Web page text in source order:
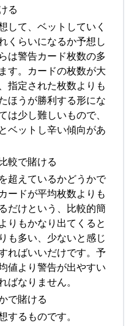
る
して、ベットしていく
くらいになるか予想し
は警告カード枚数の多
す。カードの枚数が大
指定された枚数よりも
ほうが勝利する形にな
は少し難しいもので、
ベットし辛い傾向があ
較で賭ける
超えているかどうかで
ードが平均枚数よりも
だけという、比較的簡
りもかなり出てくると
も多い、少ないと感じ
ればいいだけです。予
値より警告が出やすい
なりません。
で賭ける
するものです。